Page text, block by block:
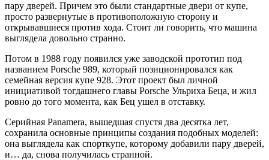
пару дверей. Причем это были стандартные двери от купе,
просто развернутые в противоположную сторону и
открывавшиеся против хода. Стоит ли говорить, что машина
выглядела довольно странно.
Потом в 1988 году появился уже заводской прототип под
названием Porsche 989, который позиционировался как
семейная версия купе 928. Этот проект был личной
инициативой тогдашнего главы Porsche Ульриха Беца, и жил
ровно до того момента, как Бец ушел в отставку.
Серийная Panamera, вышедшая спустя два десятка лет,
сохранила основные принципы создания подобных моделей:
она выглядела как спорткупе, которому добавили пару дверей,
и… да, снова получилась странной.